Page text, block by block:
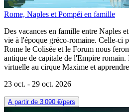
Rome, Naples et Pompéi en famille
Des vacances en famille entre Naples
vie à l'époque gréco-romaine. Celle-ci
Rome le Colisée et le Forum nous
antique de capitale de l'Empire romain.
virtuelle au cirque Maxime et
23 oct. - 29 oct. 2026
A partir de 3 090 €/pers